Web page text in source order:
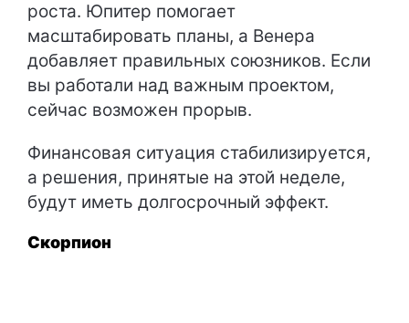
роста. Юпитер помогает
масштабировать планы, а Венера
добавляет правильных союзников. Если
вы работали над важным проектом,
сейчас возможен прорыв.
Финансовая ситуация стабилизируется,
а решения, принятые на этой неделе,
будут иметь долгосрочный эффект.
Скорпион